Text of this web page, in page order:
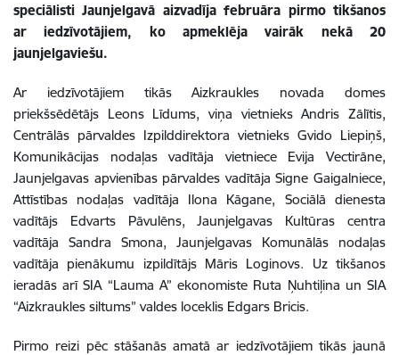
speciālisti Jaunjelgavā aizvadīja februāra pirmo tikšanos
ar iedzīvotājiem, ko apmeklēja vairāk nekā 20
jaunjelgaviešu.
Ar iedzīvotājiem tikās Aizkraukles novada domes
priekšsēdētājs Leons Līdums, viņa vietnieks Andris Zālītis,
Centrālās pārvaldes Izpilddirektora vietnieks Gvido Liepiņš,
Komunikācijas nodaļas vadītāja vietniece Evija Vectirāne,
Jaunjelgavas apvienības pārvaldes vadītāja Signe Gaigalniece,
Attīstības nodaļas vadītāja Ilona Kāgane, Sociālā dienesta
vadītājs Edvarts Pāvulēns, Jaunjelgavas Kultūras centra
vadītāja Sandra Smona, Jaunjelgavas Komunālās nodaļas
vadītāja pienākumu izpildītājs Māris Loginovs. Uz tikšanos
ieradās arī SIA “Lauma A” ekonomiste Ruta Ņuhtiļina un SIA
“Aizkraukles siltums” valdes loceklis Edgars Bricis.
Pirmo reizi pēc stāšanās amatā ar iedzīvotājiem tikās jaunā